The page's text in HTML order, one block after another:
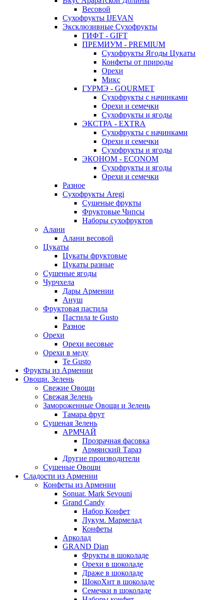
Весовой
Сухофрукты IJEVAN
Эксклюзивные Сухофрукты
ГИФТ - GIFT
ПРЕМИУМ - PREMIUM
Сухофрукты Ягоды Цукаты
Конфеты от природы
Орехи
Микс
ГУРМЭ - GOURMET
Сухофрукты с начинками
Орехи и семечки
Сухофрукты и ягоды
ЭКСТРА - EXTRA
Сухофрукты с начинками
Орехи и семечки
Сухофрукты и ягоды
ЭКОНОМ - ECONOM
Сухофрукты и ягоды
Орехи и семечки
Разное
Сухофрукты Aregi
Сушеные фрукты
Фруктовые Чипсы
Наборы сухофруктов
Алани
Алани весовой
Цукаты
Цукаты фруктовые
Цукаты разные
Сушеные ягоды
Чурчхела
Дары Армении
Ануш
Фруктовая пастила
Пастила te Gusto
Разное
Орехи
Орехи весовые
Орехи в меду
Te Gusto
Фрукты из Армении
Овощи. Зелень
Свежие Овощи
Свежая Зелень
Замороженные Овощи и Зелень
Тамара фрут
Сушеная Зелень
АРМЧАЙ
Прозрачная фасовка
Армянский Тараз
Другие производители
Сушеные Овощи
Сладости из Армении
Конфеты из Армении
Sonuar. Mark Sevouni
Grand Candy
Набор Конфет
Лукум. Мармелад
Конфеты
Арколад
GRAND Dian
Фрукты в шоколаде
Орехи в шоколаде
Драже в шоколаде
ШокоХит в шоколаде
Семечки в шоколаде